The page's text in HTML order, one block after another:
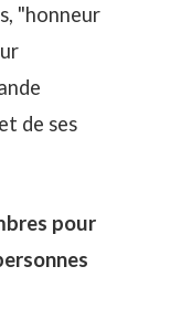
"honneur
de ses
pour